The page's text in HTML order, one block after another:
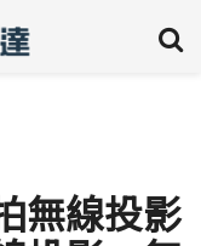
無線投影